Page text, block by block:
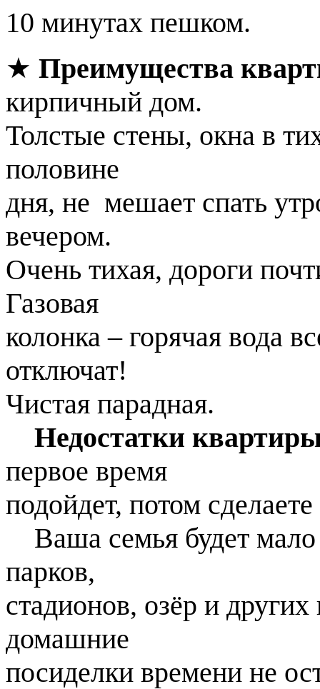
10 минутах пешком.
★ Преимущества
кирпичный дом.
Толстые стены, окна в
половине
дня, не мешает спать
вечером.
Очень тихая, дороги
Газовая
колонка – горячая вода
отключат!
Чистая парадная.
Недостатки
первое время
подойдет, потом
Ваша семья будет мало
парков,
стадионов, озёр и
домашние
посиделки времени не